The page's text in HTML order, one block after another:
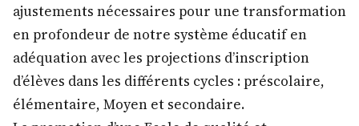
ajustements nécessaires pour une transformation
en profondeur de notre système éducatif en
adéquation avec les projections d’inscription
d’élèves dans les différents cycles : préscolaire,
élémentaire, Moyen et secondaire.